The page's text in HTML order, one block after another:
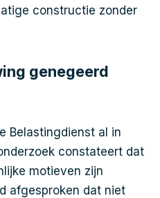
constructie zonder
genegeerd
Belastingdienst al in
constateert dat
motieven zijn
afgesproken dat niet